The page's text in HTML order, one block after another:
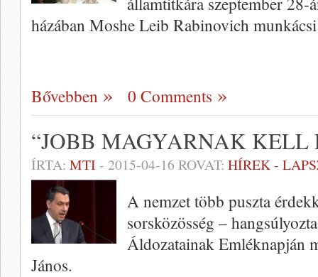
házában Moshe Leib Rabinovich
Bővebben 0 Comments
“JOBB MAGYARNAK KELL
ÍRTA: MTI - 2015-04-16 ROVAT: HÍREK -
A nemzet több puszta
sorsközösség –
Áldozatainak Emléknapján
János.